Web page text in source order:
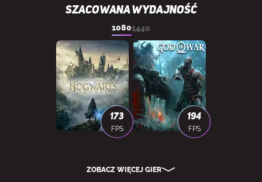
SZACOWANA WYDAJNOŚĆ
10801440
173
FPS
194
FPS
ZOBACZ WIĘCEJ GIER